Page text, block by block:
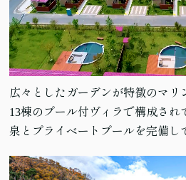
広々としたガーデンが特徴のマリ
13棟のプール付ヴィラで構成され
泉とプライベートプールを完備し